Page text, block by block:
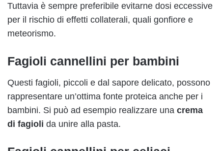
Tuttavia è sempre preferibile evitarne dosi eccessive
per il rischio di effetti collaterali, quali gonfiore e
meteorismo.
Fagioli cannellini per bambini
Questi fagioli, piccoli e dal sapore delicato, possono
rappresentare un’ottima fonte proteica anche per i
bambini. Si può ad esempio realizzare una crema
di fagioli da unire alla pasta.